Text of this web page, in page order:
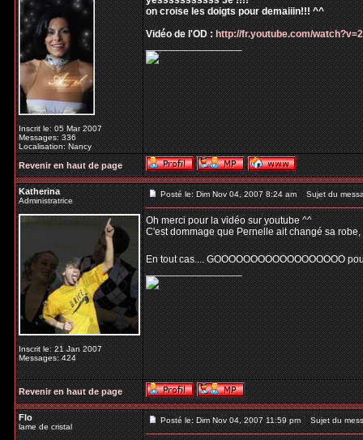
Inscrit le: 05 Mar 2007
Messages: 336
Localisation: Nancy
on croise les doigts pour demaiiin!!! ^^
Vidéo de l'OD :http://fr.youtube.com/
_________________
Revenir en haut de page
Katherina
Administratrice
Inscrit le: 21 Jan 2007
Messages: 424
Posté le: Dim Nov 04, 2007 8:24 am Sujet du
Oh merci pour la vidéo sur youtube ^^
C'est dommage que Pernelle ait changé sa
En tout cas.... GOOOOOOOOOOOOOOOOOO
_________________
Revenir en haut de page
Flo
lame de cristal
Posté le: Dim Nov 04, 2007 11:59 pm Sujet du